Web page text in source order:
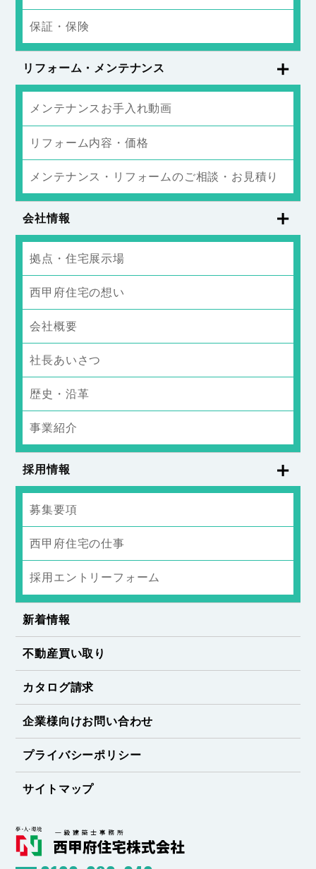
保証・保険
リフォーム・メンテナンス
メンテナンスお手入れ動画
リフォーム内容・価格
メンテナンス・リフォームのご相談・お見積り
会社情報
拠点・住宅展示場
西甲府住宅の想い
会社概要
社長あいさつ
歴史・沿革
事業紹介
採用情報
募集要項
西甲府住宅の仕事
採用エントリーフォーム
新着情報
不動産買い取り
カタログ請求
企業様向けお問い合わせ
プライバシーポリシー
サイトマップ